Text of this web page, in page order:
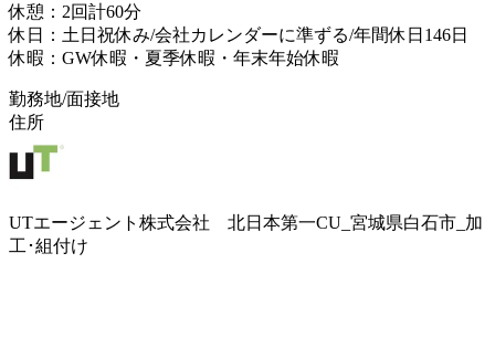
休憩：2回計60分
休日：土日祝休み/会社カレンダーに準ずる/年間休日146日
休暇：GW休暇・夏季休暇・年末年始休暇
勤務地/面接地
住所
UTエージェント株式会社 北日本第一CU_宮城県白石市_加
工･組付け